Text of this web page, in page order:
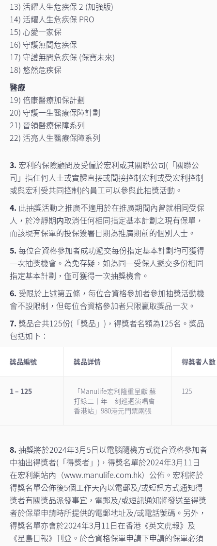
13) 活耀人生危疾保 2 (加強版)
14) 活耀人生危疾保 PRO
15) 心愛一家保
16) 守護無間危疾保
17) 守護無間危疾保 (保寶未來)
18) 悠然危疾保
醫療
19) 倍康醫療加保計劃
20) 守護一生醫療保障計劃
21) 晉領醫療保障系列
22) 活亮人生醫療保障系列
3. 宏利的保險顧問及受僱於宏利或其關聯公司(「關聯公
司」指任何人士或實體直接或間接控制宏利或受宏利控制
或與宏利受共同控制)的員工可以參與此抽獎活動。
4. 此抽獎活動之推廣不適用於在推廣期間內曾就相同受保
人，於冷靜期内取消任何相同指定基本計劃之現有保單，
而該現有保單的投保簽署日期為推廣期前的個別人士。
5. 每位合資格參加者成功遞交每份指定基本計劃均可獲得
一次抽獎機會。為免存疑，如為同一受保人遞交多份相同
指定基本計劃，僅可獲得一次抽獎機會。
6. 受限於上述第五條，每位合資格參加者參加抽獎活動機
會不設限制，但每位合資格參加者只限贏取獎品一次。
7. 獎品合共125份(「獎品」)，得獎者名額為125名。獎品
包括如下：
獎品編號 獎品詳情 得獎者人數
1 – 125
「Manulife宏利隆重呈獻 蘇
打綠二十年一刻巡迴演唱會 -
香港站」980港元門票兩張
125
8. 抽獎將於2024年3月5日以電腦隨機方式從合資格參加者
中抽出得獎者(「得獎者」)，得獎名單於2024年3月11日
在宏利網站內（www.manulife.com.hk）公佈。宏利將於
得獎名單公佈後5個工作天內以電郵及/或短訊方式通知得
獎者有關獎品派發事宜，電郵及/或短訊通知將發送至得獎
者於保單申請時所提供的電郵地址及/或電話號碼。另外，
得獎名單亦會於2024年3月11日在香港《英文虎報》及
《星島日報》刊登。於合資格保單申請下申請的保單必須